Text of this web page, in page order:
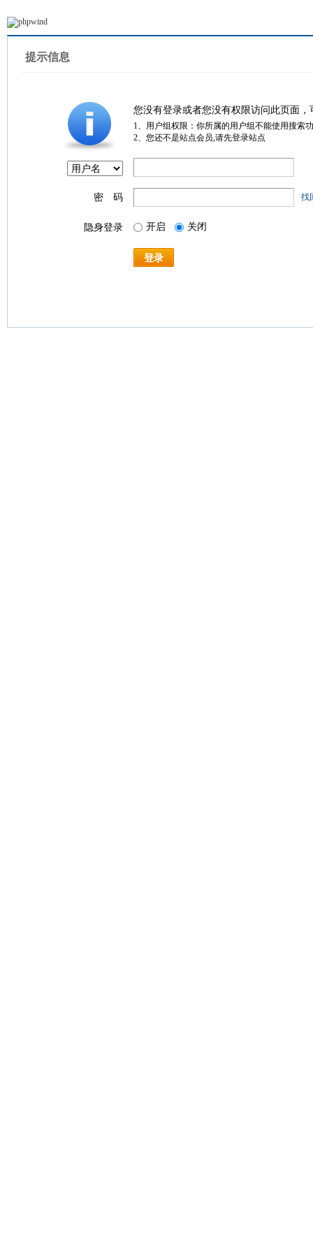
提示信息
您没有登录或者您没有权限访问此页面
1、用户组权限：你所属的用户组不能使用搜索
2、您还不是站点会员,请先登录站点
密 码 找
隐身登录 开启 关闭
登录